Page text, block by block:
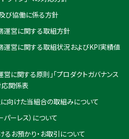
び協働に係る方針
運営に関する取組方針
運営に関する取組状況およびKPI実績値
に関する原則」「プロダクトガバナンス
応関係表
向けた当組合の取組みについて
ーレス）について
お預かり・お取引について